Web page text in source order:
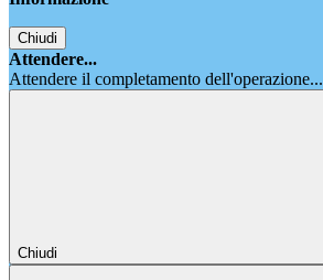
Chiudi
Attendere...
Attendere il completamento dell'operazione...
Chiudi